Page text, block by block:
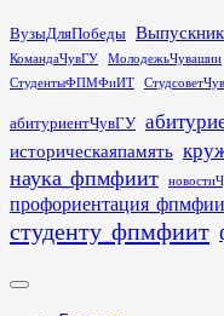
Перейти
к
содержимому
ВузыДляПобеды
КомандаЧувГУ
МолодежьЧувашии
СтудентыФПМФиИТ
абитуриентЧувГУ
историческаяпамять
наука_фпмфиит
студенту_фпмфиит
Основное